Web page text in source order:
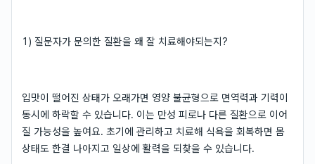
1) 질문자가 문의한 질환을 왜 잘 치료해야되는지?
입맛이 떨어진 상태가 오래가면 영양 불균형으로 면역력과 기력이
동시에 하락할 수 있습니다. 이는 만성 피로나 다른 질환으로 이어
질 가능성을 높여요. 초기에 관리하고 치료해 식욕을 회복하면 몸
상태도 한결 나아지고 일상에 활력을 되찾을 수 있습니다.